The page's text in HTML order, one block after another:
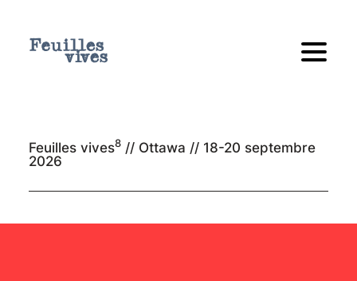
Feuilles vives8// Ottawa // 18-20 septembre
2026